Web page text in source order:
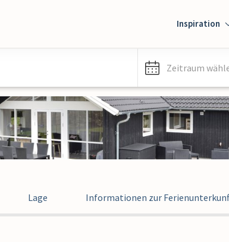
Inspiration
Zeitraum
Lage Informationen zur